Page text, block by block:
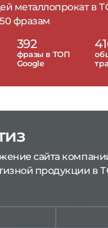
металлопрокат в
фразам
392
фразы в ТОП
Google
сайта
продукции в